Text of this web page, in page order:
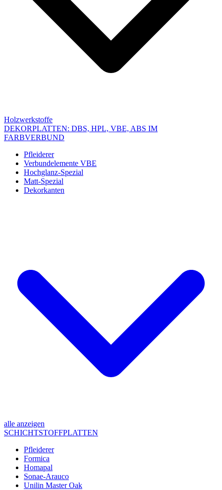
Holzwerkstoffe
DEKORPLATTEN: DBS, HPL, VBE, ABS IM
FARBVERBUND
Pfleiderer
Verbundelemente VBE
Hochglanz-Spezial
Matt-Spezial
Dekorkanten
alle anzeigen
SCHICHTSTOFFPLATTEN
Pfleiderer
Formica
Homapal
Sonae-Arauco
Unilin Master Oak